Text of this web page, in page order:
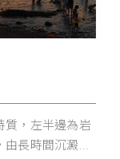
質，左半邊為岩
由長時間沉澱...